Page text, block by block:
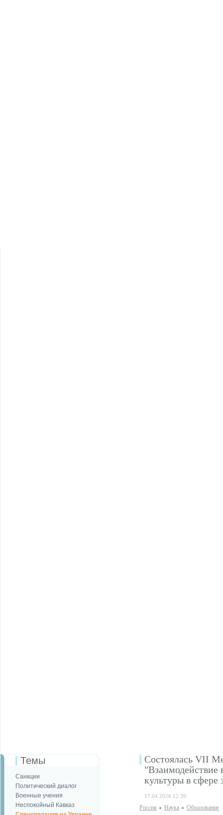
Темы
Санкции
Политический диалог
Военные учения
Неспокойный Кавказ
Состоялась VII
"Взаимодействие
культуры в
17.04.2026 12:39
Россия Наука Образование